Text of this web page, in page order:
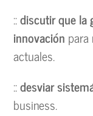
::discutir que la
innovación
actuales.
::desviar
business.